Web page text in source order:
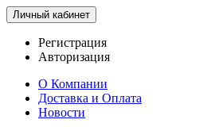
Личный кабинет
Регистрация
Авторизация
О Компании
Доставка и Оплата
Новости